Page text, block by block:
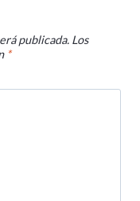
publicada. Los
*